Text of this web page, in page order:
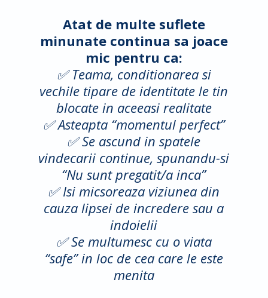
Atat de multe suflete
minunate continua sa joace
mic pentru ca:
✅ Teama, conditionarea si
vechile tipare de identitate le tin
blocate in aceeasi realitate
✅ Asteapta “momentul perfect”
✅ Se ascund in spatele
vindecarii continue, spunandu-si
“Nu sunt pregatit/a inca”
✅ Isi micsoreaza viziunea din
cauza lipsei de incredere sau a
indoielii
✅ Se multumesc cu o viata
“safe” in loc de cea care le este
menita